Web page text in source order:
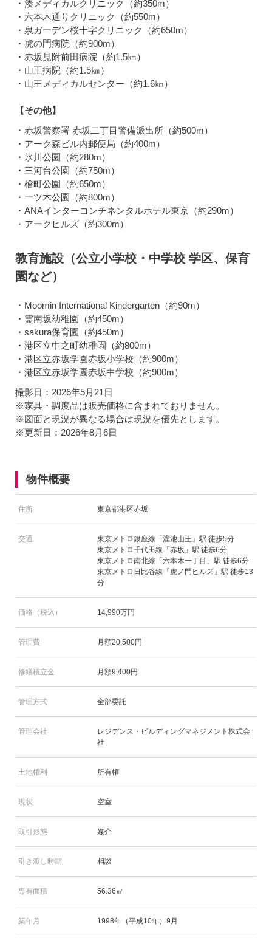
・湊メディカルクリニック（約350m）
・六本木通りクリニック（約550m）
・泉ガーデン桜十字クリニック（約650m）
・虎の門病院（約900m）
・赤坂見附前田病院（約1.5㎞）
・山王病院（約1.5㎞）
・山王メディカルセンター（約1.6㎞）
【その他】
・赤坂警察署 赤坂二丁目警備派出所（約500m）
・アーク森ビル内郵便局（約400m）
・氷川公園（約280m）
・三河台公園（約750m）
・檜町公園（約650m）
・一ツ木公園（約800m）
・ANAインターコンチネンタルホテル東京（約290m）
・アークヒルズ（約300m）
教育施設（公立小学校・中学校 学区、保育
園など）
・Moomin International Kindergarten（約90m）
・霊南坂幼稚園（約450m）
・sakura保育園（約450m）
・港区立中之町幼稚園（約800m）
・港区立赤坂学園赤坂小学校（約900m）
・港区立赤坂学園赤坂中学校（約900m）
撮影日：2026年5月21日
※家具・調度品は販売価格に含まれておりません。
※図面と現況が異なる場合は現況を優先とします。
※更新日：2026年8月6日
物件概要
住所 東京都港区赤坂
交通
東京メトロ銀座線「溜池山王」駅 徒歩5分
東京メトロ千代田線「赤坂」駅 徒歩6分
東京メトロ南北線「六本木一丁目」駅 徒歩6分
東京メトロ日比谷線「虎ノ門ヒルズ」駅 徒歩13
分
価格（税込） 14,990万円
管理費 月額20,500円
修繕積立金 月額9,400円
管理方式 全部委託
管理会社
レジデンス・ビルディングマネジメント株式会
社
土地権利 所有権
現状 空室
取引形態 媒介
引き渡し時期 相談
専有面積 56.36㎡
築年月 1998年（平成10年）9月